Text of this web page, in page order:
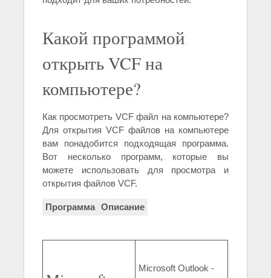
Какой программой
открыть VCF на
компьютере?
Как просмотреть VCF файл на компьютере?
Для открытия VCF файлов на компьютере
вам понадобится подходящая программа.
Вот несколько программ, которые вы
можете использовать для просмотра и
открытия файлов VCF.
Программа Описание
Microsoft Outlook -